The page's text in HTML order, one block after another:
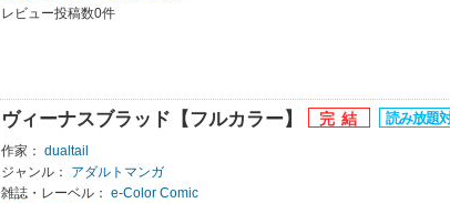
レビュー投稿数0件
ヴィーナスブラッド【フルカラー】
作家： dualtail
ジャンル：
アダルトマンガ
雑誌・レーベル： e-Color Comic